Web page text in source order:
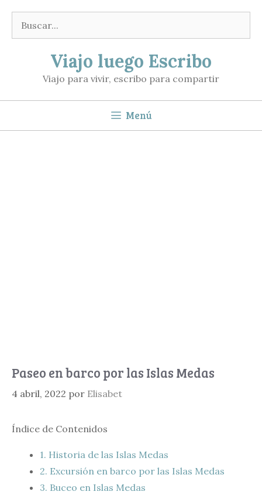
contenido
Buscar:
Viajo luego Escribo
Viajo para vivir, escribo para compartir
Menú
Paseo en barco por las Islas Medas
4 abril, 2022 por Elisabet
Índice de Contenidos
1. Historia de las Islas Medas
2. Excursión en barco por las Islas Medas
3. Buceo en Islas Medas